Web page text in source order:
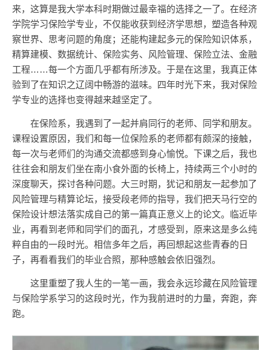
来，这算是我大学本科时期做过最幸福的选择之一了。在经济
学院学习保险学专业，不仅能收获到经济学思想，塑造各种观
察世界、思考问题的角度；还能构建起多元的保险知识体系，
精算建模、数据统计、保险实务、风险管理、保险立法、金融
工程……每一个方面几乎都有所涉及。于是在这里，我真正体
验到了在知识之辽阔中畅游的滋味。四年时光下来，我对保险
学专业的选择也变得越来越坚定了。
在保险系，我遇到了一起并肩同行的老师、同学和朋友。
课程设置原因，我们和每一位保险系的老师都有颇深的接触，
每一次与老师们的沟通交流都感到身心愉悦。下课之后，我也
往往会和朋友们坐在南小食外面的长椅上，持续两三个小时的
深度聊天，探讨各种问题。大三时期，犹记和朋友一起参加了
风险管理与精算论坛，接受段老师的指导，我们把天马行空的
保险设计想法落实成自己的第一篇真正意义上的论文。临近毕
业，再看到老师和同学们的面孔，才感受到，原来这是多么纯
粹自由的一段时光。相信多年之后，再回想起这些青春的日
子，再看看我们的毕业合照，那种感触会依旧强烈。
这里重塑了我人生的一笔一画，我会永远珍藏在风险管理
与保险学系学习的这段时光，作为我前进时的力量，奔跑，奔
跑。